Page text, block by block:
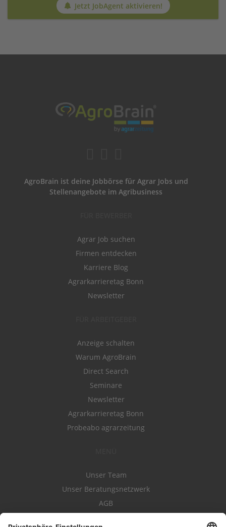
Jetzt JobAgent aktivieren!
AgroBrain ist deine Jobbörse für Agrar Jobs und
Stellenangebote im Agribusiness
Agrar Job suchen
Firmen entdecken
Karriere Blog
Agrarkarrieretag Bonn
Newsletter
Anzeige schalten
Warum AgroBrain
Direct Search
Seminare
Newsletter
Agrarkarrieretag Bonn
Probeabo agrarzeitung
Unser Team
Unser Beratungsnetzwerk
AGB